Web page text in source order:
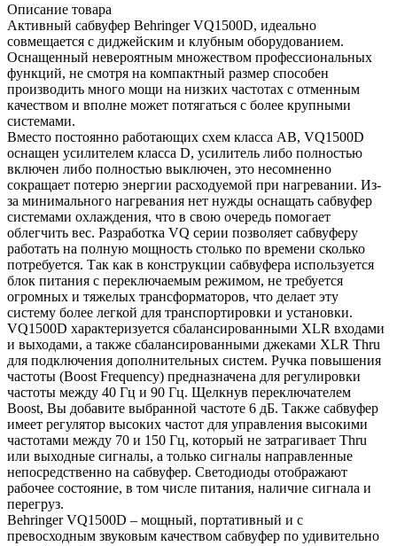
Описание товара
Активный сабвуфер Behringer VQ1500D, идеально
совмещается с диджейским и клубным оборудованием.
Оснащенный невероятным множеством профессиональных
функций, не смотря на компактный размер способен
производить много мощи на низких частотах с отменным
качеством и вполне может потягаться с более крупными
системами.
Вместо постоянно работающих схем класса АВ, VQ1500D
оснащен усилителем класса D, усилитель либо полностью
включен либо полностью выключен, это несомненно
сокращает потерю энергии расходуемой при нагревании. Из-
за минимального нагревания нет нужды оснащать сабвуфер
системами охлаждения, что в свою очередь помогает
облегчить вес. Разработка VQ серии позволяет сабвуферу
работать на полную мощность столько по времени сколько
потребуется. Так как в конструкции сабвуфера используется
блок питания с переключаемым режимом, не требуется
огромных и тяжелых трансформаторов, что делает эту
систему более легкой для транспортировки и установки.
VQ1500D характеризуется сбалансированными XLR входами
и выходами, а также сбалансированными джеками XLR Thru
для подключения дополнительных систем. Ручка повышения
частоты (Boost Frequency) предназначена для регулировки
частоты между 40 Гц и 90 Гц. Щелкнув переключателем
Boost, Вы добавите выбранной частоте 6 дБ. Также сабвуфер
имеет регулятор высоких частот для управления высокими
частотами между 70 и 150 Гц, который не затрагивает Thru
или выходные сигналы, а только сигналы направленные
непосредственно на сабвуфер. Светодиоды отображают
рабочее состояние, в том числе питания, наличие сигнала и
перегруз.
Behringer VQ1500D – мощный, портативный и с
превосходным звуковым качеством сабвуфер по удивительно